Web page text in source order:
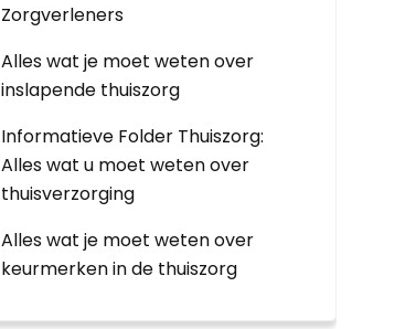
Zorgverleners
Alles wat je moet weten over
inslapende thuiszorg
Informatieve Folder Thuiszorg:
Alles wat u moet weten over
thuisverzorging
Alles wat je moet weten over
keurmerken in de thuiszorg